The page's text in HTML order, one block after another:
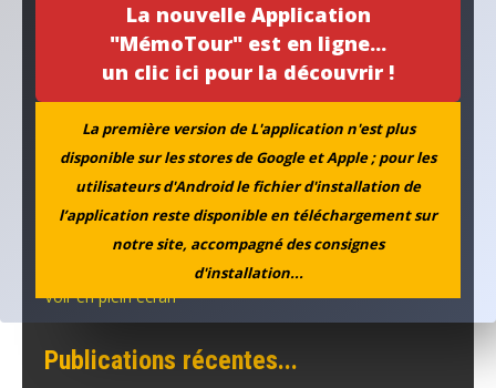
La nouvelle Application
"MémoTour" est en ligne...
un clic ici pour la découvrir !
La première version de L'application n'est plus
disponible sur les stores de Google et Apple ; pour les
utilisateurs d'Android le fichier d'installation de
l’application reste disponible en téléchargement sur
notre site, accompagné des consignes
d'installation...
Au fil de l'actu...
Voir en plein écran
Publications récentes...